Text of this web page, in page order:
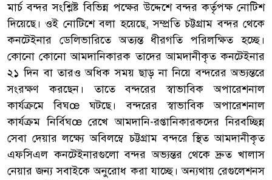
মার্চ বন্দর সংশ্লিষ্ট বিভিন্ন পক্ষের উদ্দেশে বন্দর কর্তৃপক্ষ নোটিশ
দিয়েছে। ওই নোটিশে বলা হয়েছে, সম্প্রতি চট্টগ্রাম বন্দর থেকে
কনটেইনার ডেলিভারিতে অত্যন্ত ধীরগতি পরিলক্ষিত হচ্ছে।
কোনো কোনো আমদানিকারক তাদের আমদানীকৃত কনটেইনার
২১ দিন বা তারও অধিক সময় ছাড় না নিয়ে বন্দরের অভ্যন্তরে
সংরক্ষণ করছেন। তাতে বন্দরের স্বাভাবিক অপারেশনাল
কার্যক্রমে বিঘœ ঘটছে। বন্দরের স্বাভাবিক অপারেশনাল
কার্যক্রম নির্বিঘœ রেখে আমদানি-রপ্তানিকারকদের নিরবচ্ছিন্ন
সেবা দেয়ার লক্ষ্যে অবিলম্বে চট্টগ্রাম বন্দরে স্থিত আমদানীকৃত
এফসিএল কনটেইনারগুলো বন্দর অভ্যন্তর থেকে দ্রুত খালাস
নেয়ার জন্য সবাইকে অনুরোধ করা যাচ্ছে। অন্যথায় রেগুলেশনস